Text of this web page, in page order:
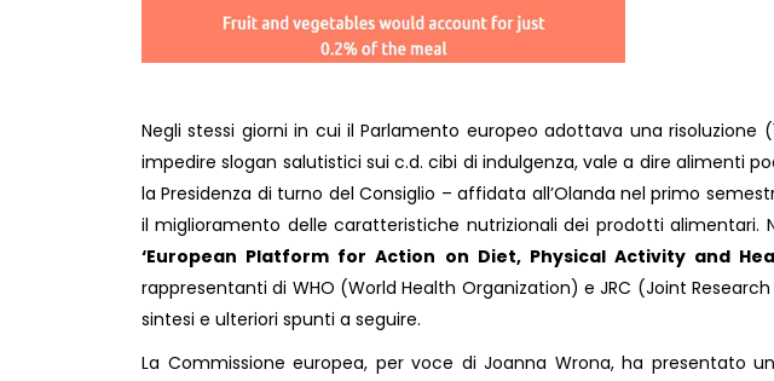
Negli stessi giorni in cui il Parlamento europeo adottava una risoluzione
impedire slogan salutistici sui c.d. cibi di indulgenza, vale a dire alimenti
la Presidenza di turno del Consiglio – affidata all’Olanda nel primo
il miglioramento delle caratteristiche nutrizionali dei prodotti alimentari.
‘European Platform for Action on Diet, Physical Activity and
rappresentanti di WHO (World Health Organization) e JRC (Joint
sintesi e ulteriori spunti a seguire.
La Commissione europea, per voce di Joanna Wrona, ha presentato